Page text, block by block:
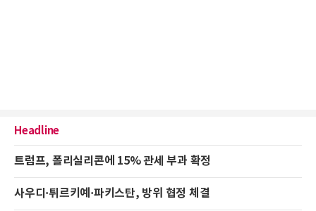
Headline
트럼프, 폴리실리콘에 15% 관세 부과 확정
사우디·튀르키예·파키스탄, 방위 협정 체결